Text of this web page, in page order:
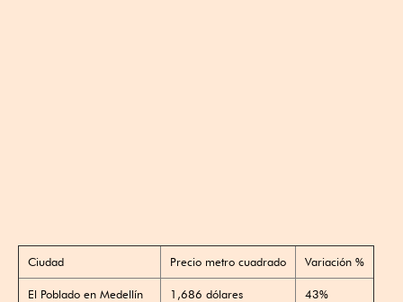
Ciudad Precio metro cuadrado Variación %
El Poblado en Medellín 1,686 dólares 43%